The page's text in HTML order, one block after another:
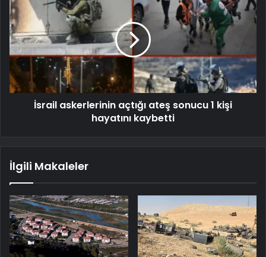
İsrail askerlerinin açtığı ateş sonucu 1 kişi
hayatını kaybetti
İlgili Makaleler